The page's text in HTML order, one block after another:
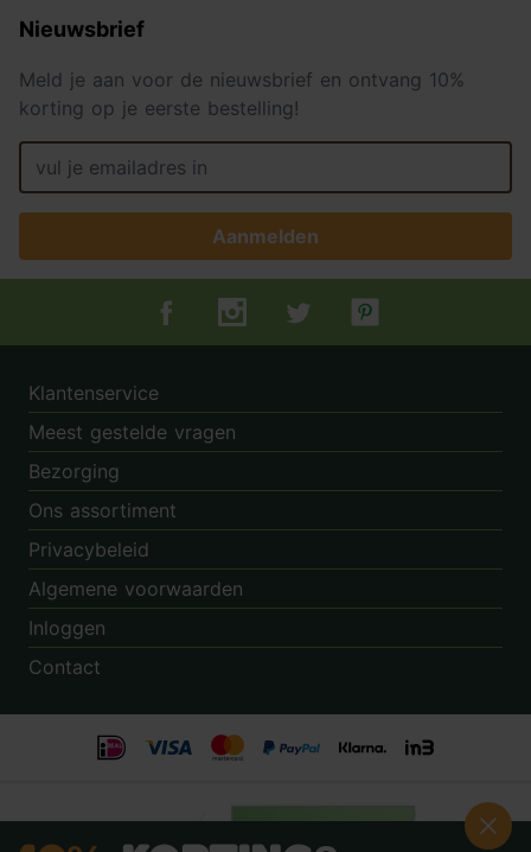
Nieuwsbrief
Meld je aan voor de nieuwsbrief en ontvang 10%
korting op je eerste bestelling!
Aanmelden
Klantenservice
Meest gestelde vragen
Bezorging
Ons assortiment
Privacybeleid
Algemene voorwaarden
Inloggen
Contact